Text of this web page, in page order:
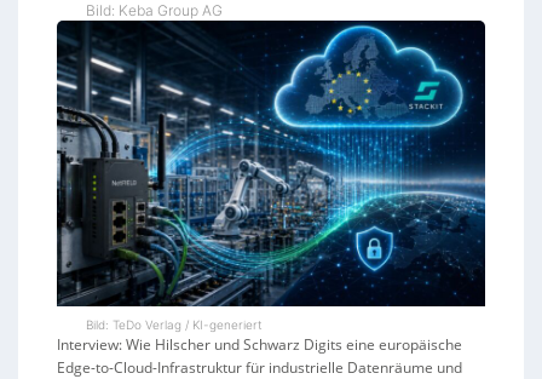
Bild: Keba Group AG
Bild: TeDo Verlag / KI-generiert
Interview: Wie Hilscher und Schwarz Digits eine europäische
Edge-to-Cloud-Infrastruktur für industrielle Datenräume und